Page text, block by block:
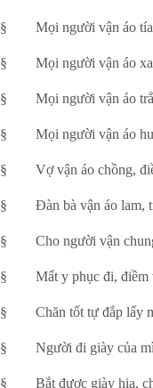
§ Mọi người vận áo tía,
§ Mọi người vận áo
§ Mọi người vận áo
§ Mọi người vận áo
§ Vợ vận áo chồng,
§ Đàn bà vận áo lam,
§ Cho người vận chung
§ Mất y phục đi, điềm
§ Chăn tốt tự đắp lấy
§ Người đi giày của
§ Bắt được giày hia,